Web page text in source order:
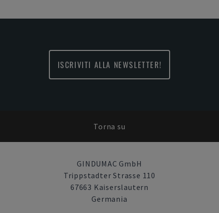
ISCRIVITI ALLA NEWSLETTER!
Torna su
GINDUMAC GmbH
Trippstadter Strasse 110
67663 Kaiserslautern
Germania